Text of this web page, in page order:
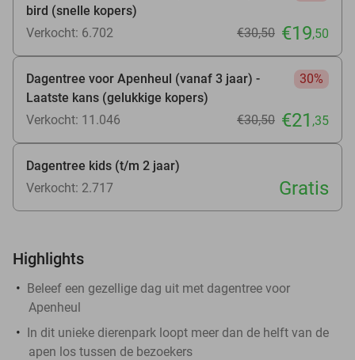
bird (snelle kopers)
Verkocht: 6.702 €30,50 €19,50
Dagentree voor Apenheul (vanaf 3 jaar) -
Laatste kans (gelukkige kopers)
30%
Verkocht: 11.046 €30,50 €21 ,35
Dagentree kids (t/m 2 jaar)
Verkocht: 2.717
Gratis
Highlights
Beleef een gezellige dag uit met dagentree voor
Apenheul
In dit unieke dierenpark loopt meer dan de helft van de
apen los tussen de bezoekers